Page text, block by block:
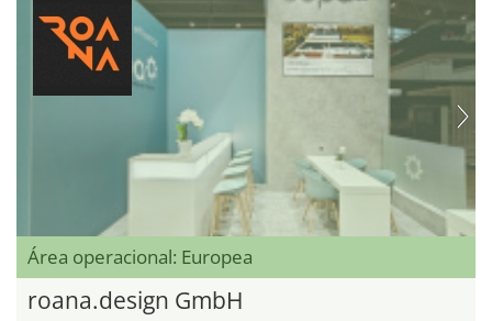
Área operacional: Europea
roana.design GmbH